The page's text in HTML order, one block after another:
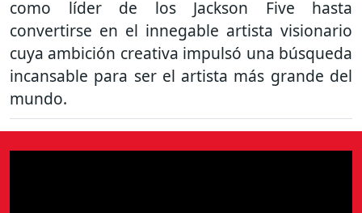
como líder de los Jackson Five hasta
convertirse en el innegable artista visionario
cuya ambición creativa impulsó una búsqueda
incansable para ser el artista más grande del
mundo.